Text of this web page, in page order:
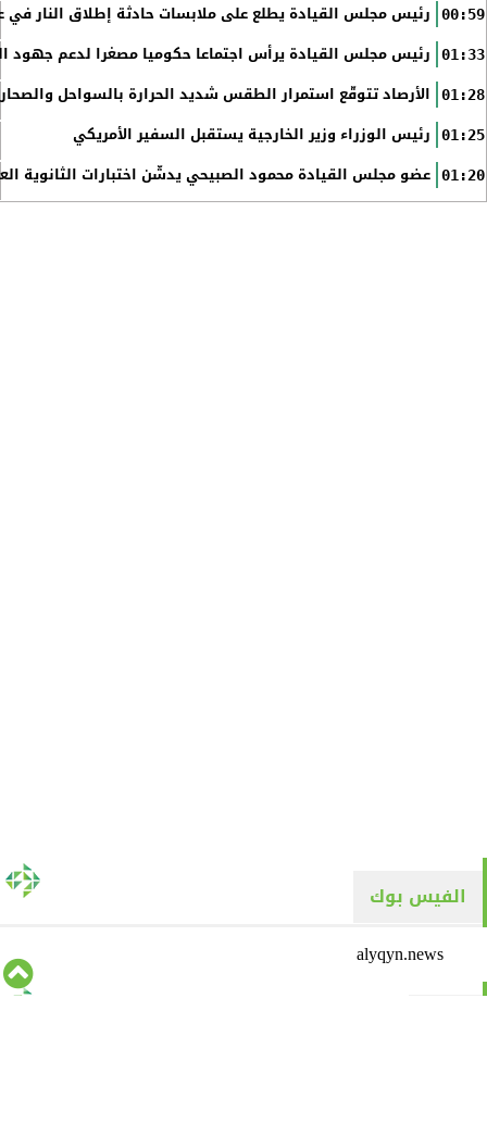
00:59 رئيس مجلس القيادة يطلع على ملابسات حادثة إطلاق النار في
01:33 رئيس مجلس القيادة يرأس اجتماعا حكوميا مصغرا لدعم جهود
01:28 الأرصاد تتوقّع استمرار الطقس شديد الحرارة بالسواحل
01:25 رئيس الوزراء وزير الخارجية يستقبل السفير الأمريكي
01:20 عضو مجلس القيادة محمود الصبيحي يدشّن اختبارات الثانوية
الفيس بوك
alyqyn.news